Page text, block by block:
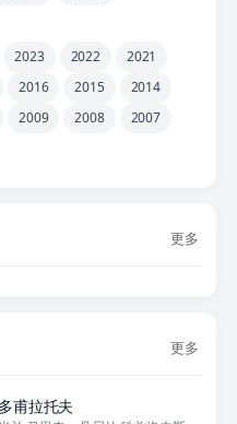
2023 2022
2021
2016 2015
2014
2009 2008
2007
更多
更多
多甫拉托夫